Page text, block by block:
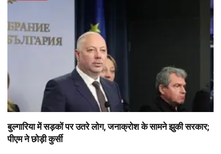
बुल्गारिया में सड़कों पर उतरे लोग, जनाक्रोश के सामने झुकी सरकार;
पीएम ने छोड़ी कुर्सी